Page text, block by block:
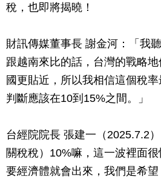
稅，也即將揭曉！
財訊傳媒董事長 謝金河：「我
跟越南來比的話，台灣的戰略
國更貼近，所以我相信這個稅
判斷應該在10到15%之間。」
台經院院長 張建一（2025.7.2
關稅稅）10%嘛，這一波裡面
要經濟體就會出來，我們是希